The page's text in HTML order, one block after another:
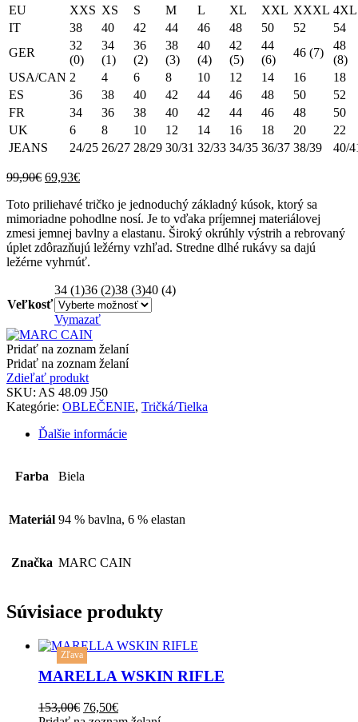
EU
XXS XS S M L XL XXL XXXL 4XL
IT
38 40 42 44 46 48 50 52
54
GER
32
(0)
34
(1)
36
(2)
38
(3)
40
(4)
42
(5)
44
(6)
46 (7)
48
(8)
USA/CAN 2 4 6 8 10 12 14 16
18
ES
36 38 40 42 44 46 48 50
52
FR
34 36 38 40 42 44 46 48
50
UK
6 8 10 12 14 16 18 20
22
JEANS
24/25 26/27 28/29 30/31 32/33 34/35 36/37 38/39 40/
99,90€ Original
was:
99,90€.
69,93€Current
is:
69,93€.
Toto priliehavé tričko je jednoduchý základný kúsok, ktorý sa
mimoriadne pohodlne nosí. Je to vďaka príjemnej materiálovej
zmesi jemnej bavlny a elastanu. Široký okrúhly výstrih a rebrovaný
úplet zdôrazňujú ležérny vzhľad. Stredne dlhé rukávy sa dajú
ležérne vyhrnúť.
Veľkosť
34 (1)36 (2)38 (3)40 (4)
Vymazať
Pridať na zoznam želaní
Pridať na zoznam želaní
Zdieľať produkt
SKU: AS 48.09 J50
Kategórie: OBLEČENIE, Tričká/Tielka
Ďalšie informácie
Farba Biela
Materiál 94 % bavlna, 6 % elastan
Značka MARC CAIN
Súvisiace produkty
This
product
has
variants.
The
MARELLA WSKIN RIFLE
153,00€ Original
76,50€Current
Zľava